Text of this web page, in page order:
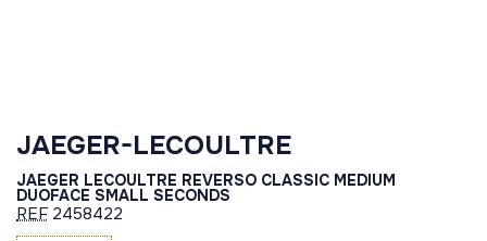
JAEGER-LECOULTRE
JAEGER LECOULTRE REVERSO CLASSIC MEDIUM
DUOFACE SMALL SECONDS
REF 2458422